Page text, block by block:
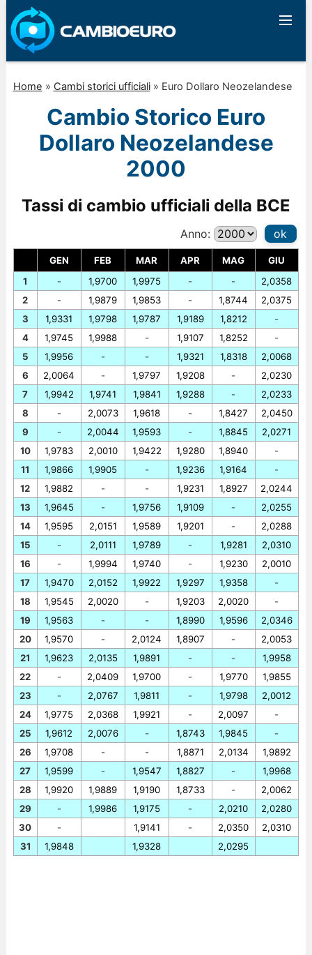
Home » Cambi storici ufficiali» Euro Dollaro Neozelandese
Cambio Storico Euro
Dollaro Neozelandese
2000
Tassi di cambio ufficiali della BCE
Anno: ok
GEN FEB MAR APR MAG
GIU
1
2
3
4
5
6
7
8
9
10
11
12
13
14
15
16
17
18
19
20
21
22
23
24
25
26
27
28
29
30
31
-
-
1,9331
1,9745
1,9956
2,0064
1,9942
-
-
1,9783
1,9866
1,9882
1,9645
1,9595
-
-
1,9470
1,9545
1,9563
1,9570
1,9623
-
-
1,9775
1,9612
1,9708
1,9599
1,9920
-
-
1,9848
1,9700
1,9879
1,9798
1,9988
-
-
1,9741
2,0073
2,0044
2,0010
1,9905
-
-
2,0151
2,0111
1,9994
2,0152
2,0020
-
-
2,0135
2,0409
2,0767
2,0368
2,0076
-
-
1,9889
1,9986
1,9975
1,9853
1,9787
-
-
1,9797
1,9841
1,9618
1,9593
1,9422
-
-
1,9756
1,9589
1,9789
1,9740
1,9922
-
-
2,0124
1,9891
1,9700
1,9811
1,9921
-
-
1,9547
1,9190
1,9175
1,9141
1,9328
-
-
1,9189
1,9107
1,9321
1,9208
1,9288
-
-
1,9280
1,9236
1,9231
1,9109
1,9201
-
-
1,9297
1,9203
1,8990
1,8907
-
-
-
-
1,8743
1,8871
1,8827
1,8733
-
-
-
1,8744
1,8212
1,8252
1,8318
-
-
1,8427
1,8845
1,8940
1,9164
1,8927
-
-
1,9281
1,9230
1,9358
2,0020
1,9596
-
-
1,9770
1,9798
2,0097
1,9845
2,0134
-
-
2,0210
2,0350
2,0295
2,0358
2,0375
-
-
2,0068
2,0230
2,0233
2,0450
2,0271
-
-
2,0244
2,0255
2,0288
2,0310
2,0010
-
-
2,0346
2,0053
1,9958
1,9855
2,0012
-
-
1,9892
1,9968
2,0062
2,0280
2,0310